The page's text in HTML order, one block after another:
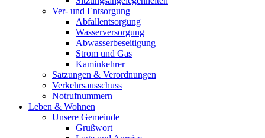
Ver- und Entsorgung
Abfallentsorgung
Wasserversorgung
Abwasserbeseitigung
Strom und Gas
Kaminkehrer
Satzungen & Verordnungen
Verkehrsausschuss
Notrufnummern
Leben & Wohnen
Unsere Gemeinde
Grußwort